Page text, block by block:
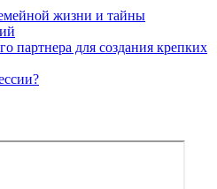
жизни и тайны
партнера для создания крепких